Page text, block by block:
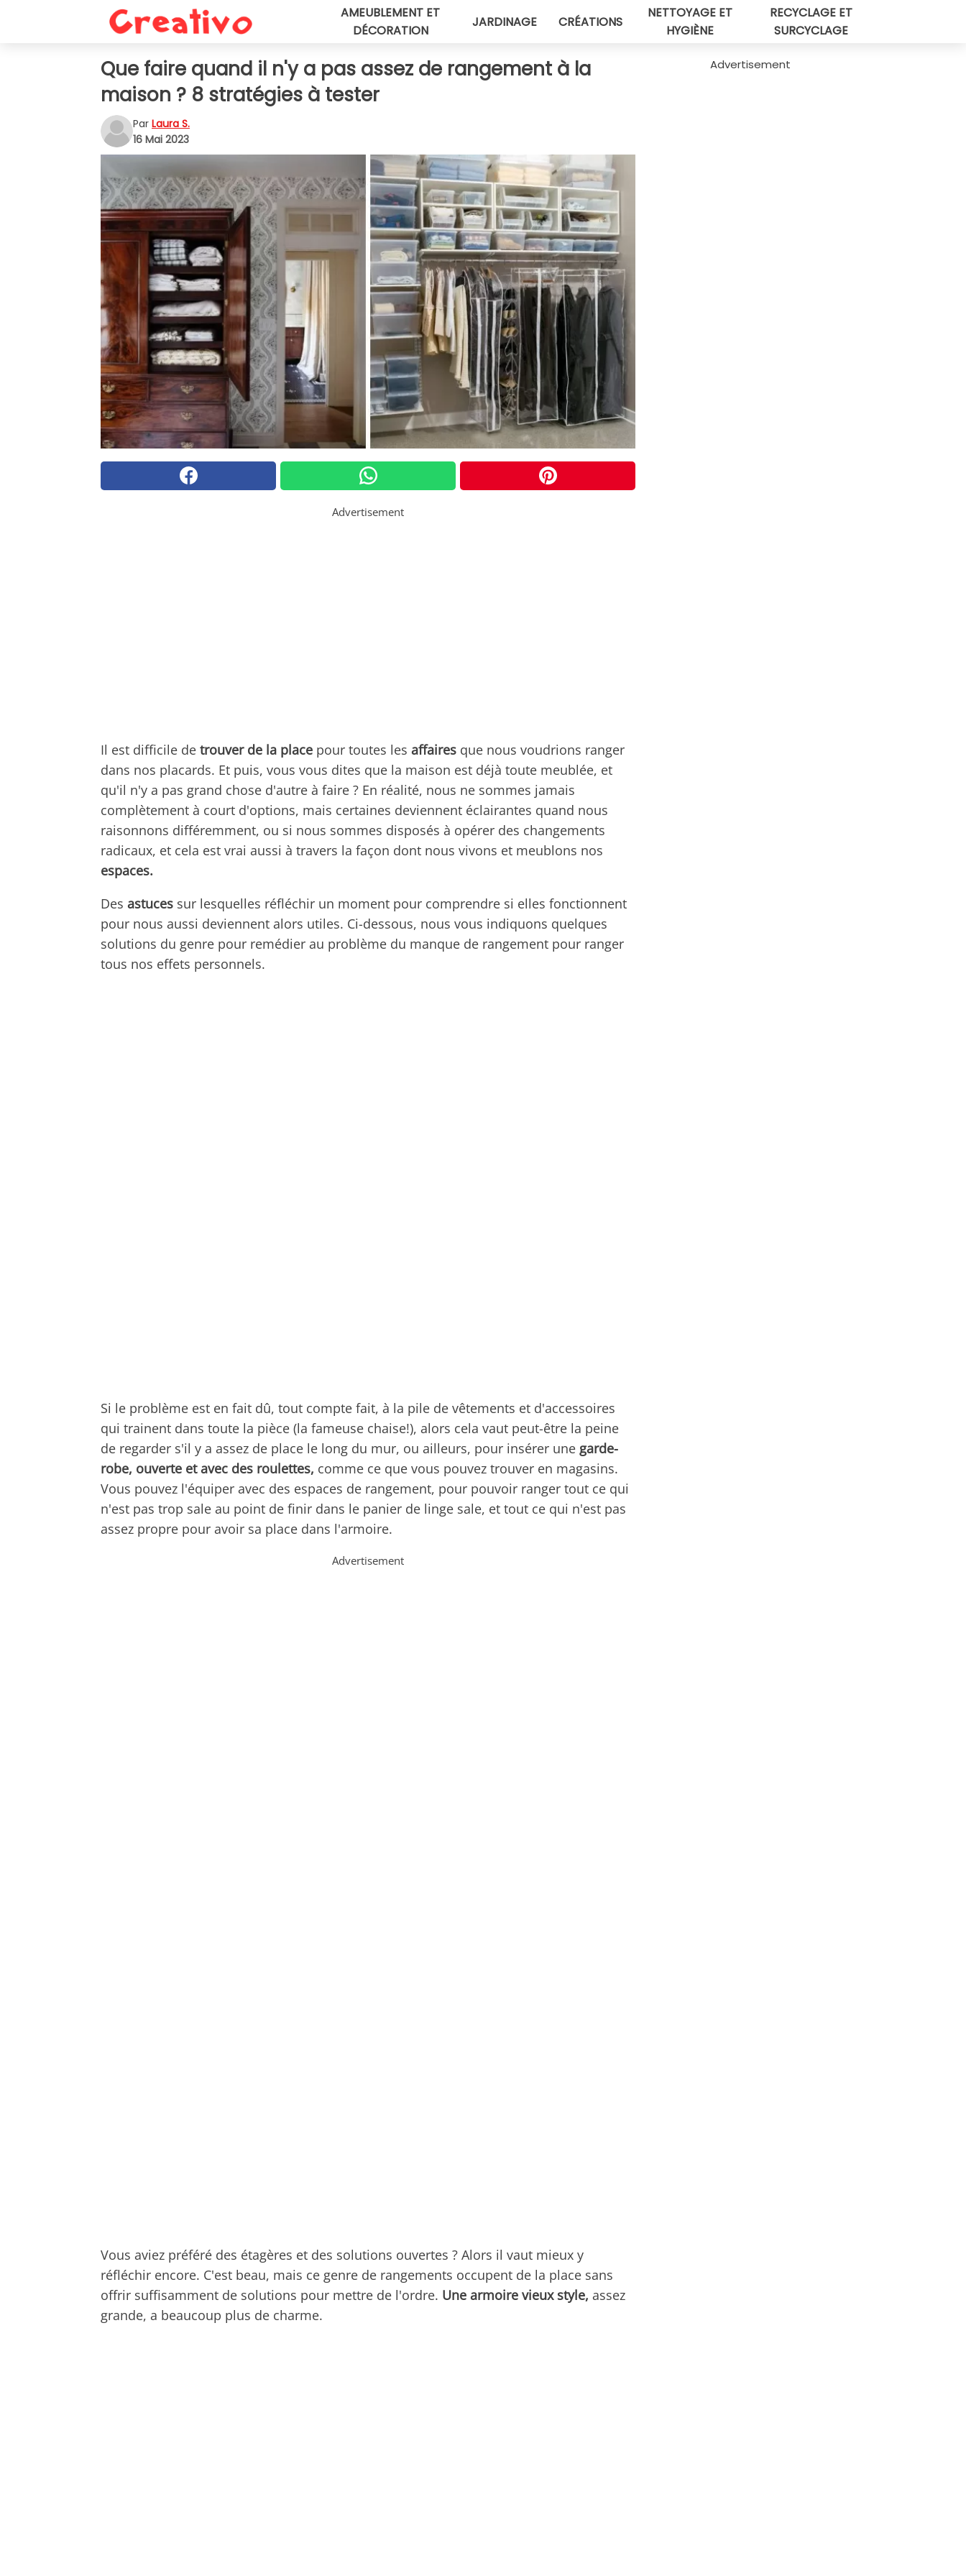
AMEUBLEMENT ET
DÉCORATION
JARDINAGE CRÉATIONS
NETTOYAGE ET
HYGIÈNE
RECYCLAGE ET
SURCYCLAGE
Que faire quand il n'y a pas assez de rangement à la
maison ? 8 stratégies à tester
Par Laura S.
16 Mai 2023
Advertisement
Il est difficile de trouver de la place pour toutes les affaires que nous voudrions ranger
dans nos placards. Et puis, vous vous dites que la maison est déjà toute meublée, et
qu'il n'y a pas grand chose d'autre à faire ? En réalité, nous ne sommes jamais
complètement à court d'options, mais certaines deviennent éclairantes quand nous
raisonnons différemment, ou si nous sommes disposés à opérer des changements
radicaux, et cela est vrai aussi à travers la façon dont nous vivons et meublons nos
espaces.
Des astuces sur lesquelles réfléchir un moment pour comprendre si elles fonctionnent
pour nous aussi deviennent alors utiles. Ci-dessous, nous vous indiquons quelques
solutions du genre pour remédier au problème du manque de rangement pour ranger
tous nos effets personnels.
Si le problème est en fait dû, tout compte fait, à la pile de vêtements et d'accessoires
qui trainent dans toute la pièce (la fameuse chaise!), alors cela vaut peut-être la peine
de regarder s'il y a assez de place le long du mur, ou ailleurs, pour insérer une garde-
robe, ouverte et avec des roulettes, comme ce que vous pouvez trouver en magasins.
Vous pouvez l'équiper avec des espaces de rangement, pour pouvoir ranger tout ce qui
n'est pas trop sale au point de finir dans le panier de linge sale, et tout ce qui n'est pas
assez propre pour avoir sa place dans l'armoire.
Advertisement
Vous aviez préféré des étagères et des solutions ouvertes ? Alors il vaut mieux y
réfléchir encore. C'est beau, mais ce genre de rangements occupent de la place sans
offrir suffisamment de solutions pour mettre de l'ordre. Une armoire vieux style, assez
grande, a beaucoup plus de charme.
Advertisement